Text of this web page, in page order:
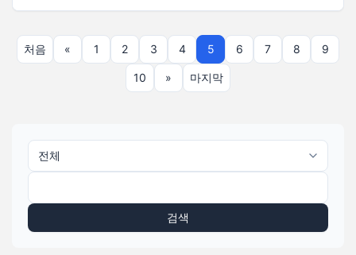
처음 « 1 2 3 4 5 6 7 8 9
10 » 마지막
검색